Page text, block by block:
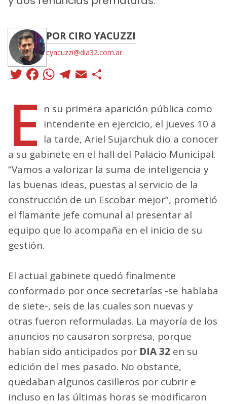
POR CIRO YACUZZI
cyacuzzi@dia32.com.ar
Twitter
Facebook
WhatsApp
Telegram
Email
E n su primera aparición pública como
intendente en ejercicio, el jueves 10 a
la tarde, Ariel Sujarchuk dio a conocer
a su gabinete en el hall del Palacio Municipal.
“Vamos a valorizar la suma de inteligencia y
las buenas ideas, puestas al servicio de la
construcción de un Escobar mejor”, prometió
el flamante jefe comunal al presentar al
equipo que lo acompaña en el inicio de su
gestión.
El actual gabinete quedó finalmente
conformado por once secretarías -se hablaba
de siete-, seis de las cuales son nuevas y
otras fueron reformuladas. La mayoría de los
anuncios no causaron sorpresa, porque
habían sido anticipados por DIA 32 en su
edición del mes pasado. No obstante,
quedaban algunos casilleros por cubrir e
incluso en las últimas horas se modificaron